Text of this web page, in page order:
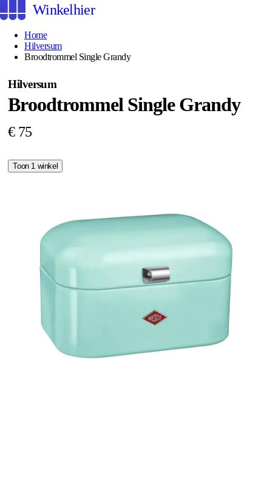
Winkelhier
Home
Hilversum
Broodtrommel Single Grandy
Hilversum
Broodtrommel Single Grandy
€ 75
Toon 1 winkel